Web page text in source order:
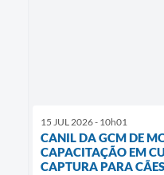
15 JUL 2026 - 10h01
CANIL DA GCM DE
CAPACITAÇÃO EM
CAPTURA PARA